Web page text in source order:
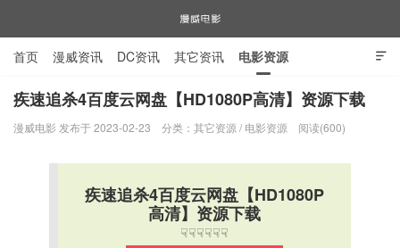

首页 漫威资讯 DC资讯 其它资讯 电影资源
电视剧资源 漫威图片
疾速追杀4百度云网盘【HD1080P高清】资源下载
漫威电影 发布于 2023-02-23 分类： 其它资源 / 电影资源 阅读(600)
疾速追杀4百度云网盘【HD1080P
高清】资源下载
☟☟☟☟☟☟